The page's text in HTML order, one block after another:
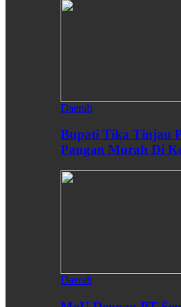
Daerah
Bupati Tika Tinjau
Pangan Murah Di
Daerah